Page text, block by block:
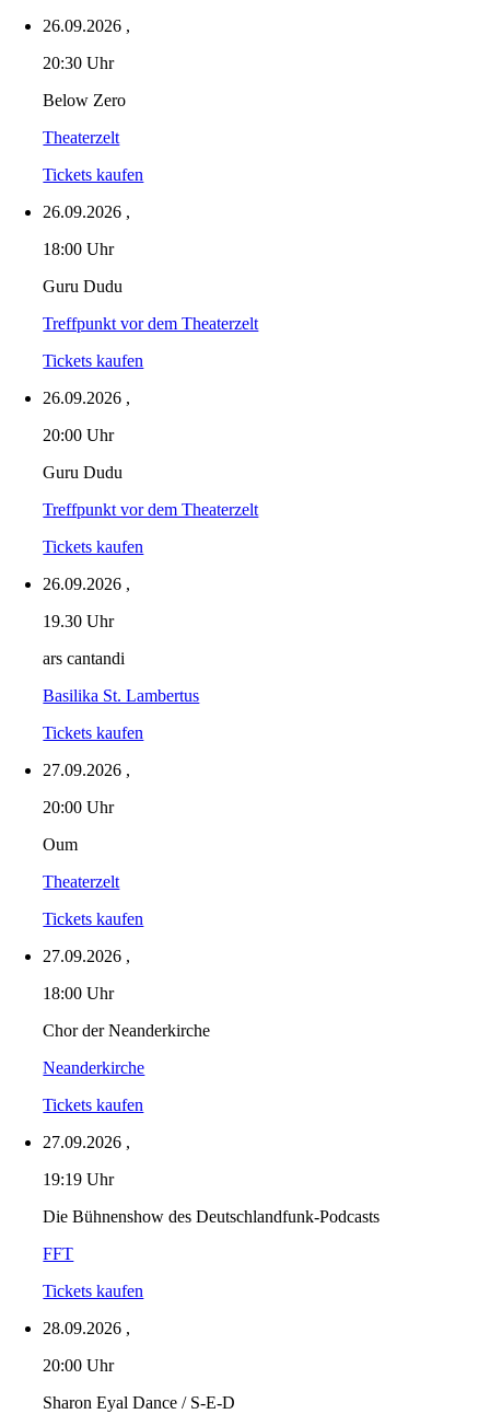
26.09.2026 ,
20:30 Uhr
Below Zero
Theaterzelt
Tickets kaufen
26.09.2026 ,
18:00 Uhr
Guru Dudu
Treffpunkt vor dem Theaterzelt
Tickets kaufen
26.09.2026 ,
20:00 Uhr
Guru Dudu
Treffpunkt vor dem Theaterzelt
Tickets kaufen
26.09.2026 ,
19.30 Uhr
ars cantandi
Basilika St. Lambertus
Tickets kaufen
27.09.2026 ,
20:00 Uhr
Oum
Theaterzelt
Tickets kaufen
27.09.2026 ,
18:00 Uhr
Chor der Neanderkirche
Neanderkirche
Tickets kaufen
27.09.2026 ,
19:19 Uhr
Die Bühnenshow des Deutschlandfunk-Podcasts
FFT
Tickets kaufen
28.09.2026 ,
20:00 Uhr
Sharon Eyal Dance / S-E-D